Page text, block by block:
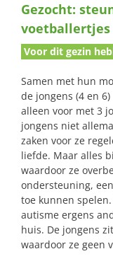
naar:
Gezocht:
voetballertjes
Voor dit gezin
Samen met hun
de jongens (4 en
alleen voor met 3
jongens niet
zaken voor ze
liefde. Maar alles
waardoor ze
ondersteuning,
toe kunnen
autisme ergens
huis. De jongens
waardoor ze geen